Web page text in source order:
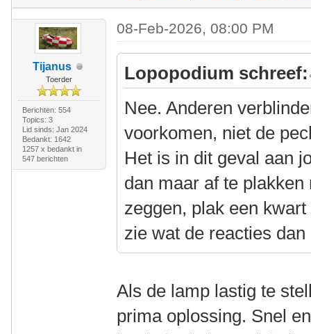
Tijanus
Toerder
Berichten: 554
Topics: 3
Lid sinds: Jan 2024
Bedankt: 1642
1257 x bedankt in
547 berichten
08-Feb-2026, 08:00 PM
Lopopodium schreef:
Nee. Anderen
voorkomen, niet de
Het is in dit geval aan
dan maar af te
zeggen, plak een
zie wat de reacties
Als de lamp lastig te
prima oplossing. Snel